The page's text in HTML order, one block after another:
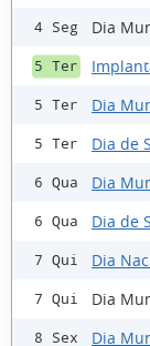
4 Seg Dia
5 Ter
5 Ter Dia
5 Ter Dia de
6 Qua Dia
6 Qua Dia de
7 Qui Dia
7 Qui Dia
8 Sex Dia